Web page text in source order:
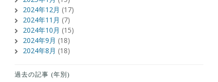
2024年12月 (17)
2024年11月 (7)
2024年10月 (15)
2024年9月 (18)
2024年8月 (18)
過去の記事 (年別)